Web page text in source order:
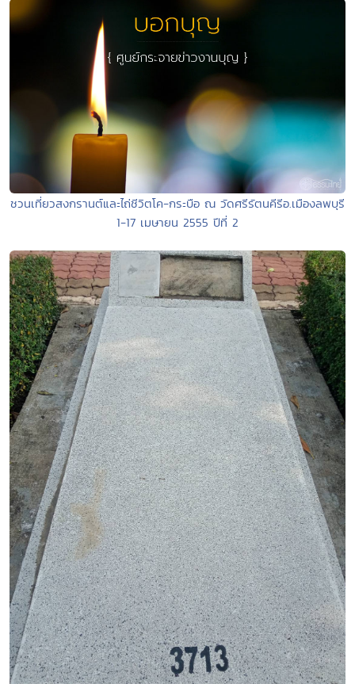
ชวนเที่ยวสงกรานต์และไถ่ชีวิตโค-กระบือ ณ วัดศรีรัตนคีรีอ.เมืองลพบุรี
1-17 เมษายน 2555 ปีที่ 2